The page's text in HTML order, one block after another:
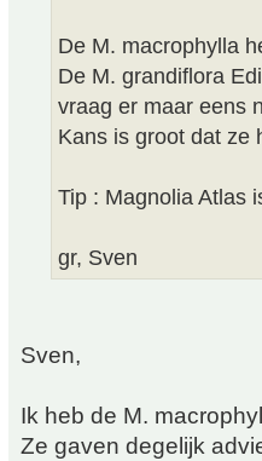
De M. macrophylla
De M. grandiflora
vraag er maar eens
Kans is groot dat ze
Tip : Magnolia Atlas
gr, Sven
Sven,
Ik heb de M.
Ze gaven degelijk